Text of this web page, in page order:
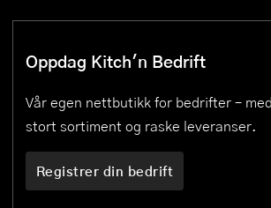
Oppdag Kitch'n Bedrift
Vår egen nettbutikk for bedrifter –
stort sortiment og raske leveranser.
Registrer din bedrift